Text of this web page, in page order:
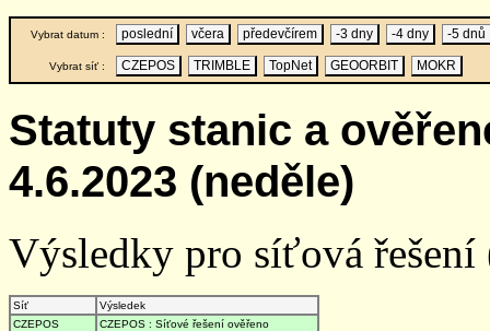
Vybrat datum : poslední včera předevčírem -3 dny -4 dny -5 dnů
Vybrat síť : CZEPOS TRIMBLE TopNet GEOORBIT MOKR
Statuty stanic a
4.6.2023 (neděle)
Výsledky pro síťová
Síť
Výsledek
CZEPOS
CZEPOS : Síťové řešení ověřeno